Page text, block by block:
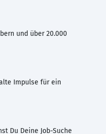
und über 20.000
Impulse für ein
Du Deine Job-Suche